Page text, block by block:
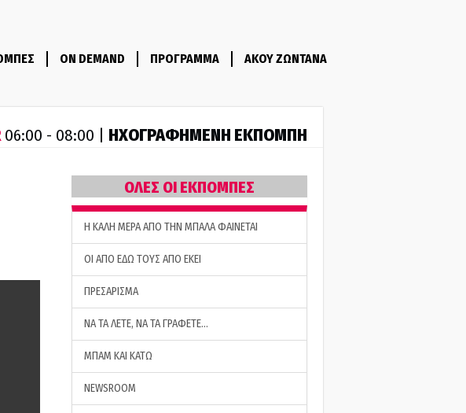
ON DEMAND ΠΡΟΓΡΑΜΜΑ ΑΚΟΥ ΖΩΝΤΑΝΑ
06:00 - 08:00 | ΗΧΟΓΡΑΦΗΜΕΝΗ ΕΚΠΟΜΠΗ
ΟΛΕΣ ΟΙ ΕΚΠΟΜΠΕΣ
H ΚΑΛΗ ΜΕΡΑ ΑΠΟ ΤΗΝ ΜΠΑΛΑ ΦΑΙΝΕΤΑΙ
ΟΙ ΑΠΟ ΕΔΩ ΤΟΥΣ ΑΠΟ ΕΚΕΙ
ΠΡΕΣΑΡΙΣΜΑ
ΝΑ ΤΑ ΛΕΤΕ, ΝΑ ΤΑ ΓΡΑΦΕΤΕ…
ΜΠΑΜ ΚΑΙ ΚΑΤΩ
NEWSROOM